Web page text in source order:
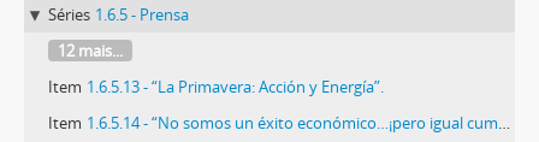
Séries 1.6.5 - Prensa
12 mais...
Item 1.6.5.13 - “La Primavera: Acción y Energía”.
Item 1.6.5.14 - “No somos un éxito económico…¡pero igual cumplimos 5 años!”